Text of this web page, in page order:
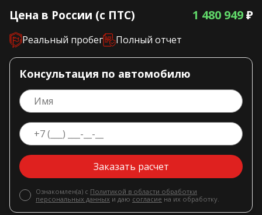
Цена в России (с ПТС)
1 480 949₽
Реальный пробег Полный отчет
Консультация по автомобилю
Заказать расчет
Ознакомлен(а) с Политикой в области обработки
персональных данных и даю согласие на их обработку.